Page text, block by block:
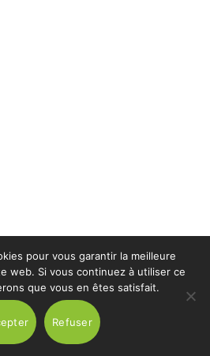
pour vous garantir la meilleure
web. Si vous continuez à utiliser ce
que vous en êtes satisfait.
Refuser